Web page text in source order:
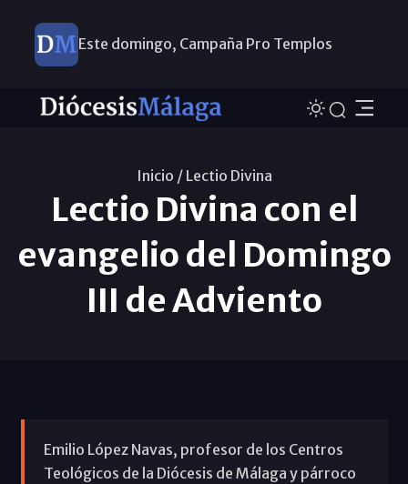
Este domingo, Campaña Pro Templos
Inicio / Lectio Divina
Lectio Divina con el
evangelio del Domingo
III de Adviento
Emilio López Navas, profesor de los Centros
Teológicos de la Diócesis de Málaga y párroco